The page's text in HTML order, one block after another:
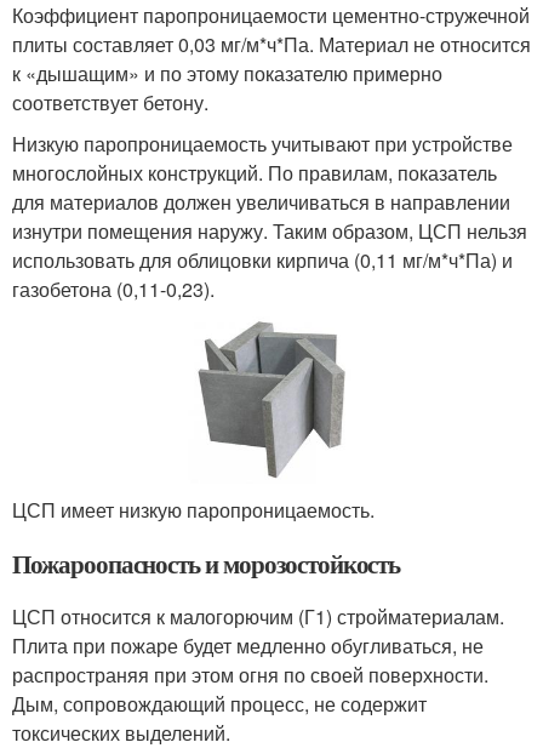
Коэффициент паропроницаемости цементно-стружечной
плиты составляет 0,03 мг/м*ч*Па. Материал не относится
к «дышащим» и по этому показателю примерно
соответствует бетону.
Низкую паропроницаемость учитывают при устройстве
многослойных конструкций. По правилам, показатель
для материалов должен увеличиваться в направлении
изнутри помещения наружу. Таким образом, ЦСП нельзя
использовать для облицовки кирпича (0,11 мг/м*ч*Па) и
газобетона (0,11-0,23).
ЦСП имеет низкую паропроницаемость.
Пожароопасность и морозостойкость
ЦСП относится к малогорючим (Г1) стройматериалам.
Плита при пожаре будет медленно обугливаться, не
распространяя при этом огня по своей поверхности.
Дым, сопровождающий процесс, не содержит
токсических выделений.